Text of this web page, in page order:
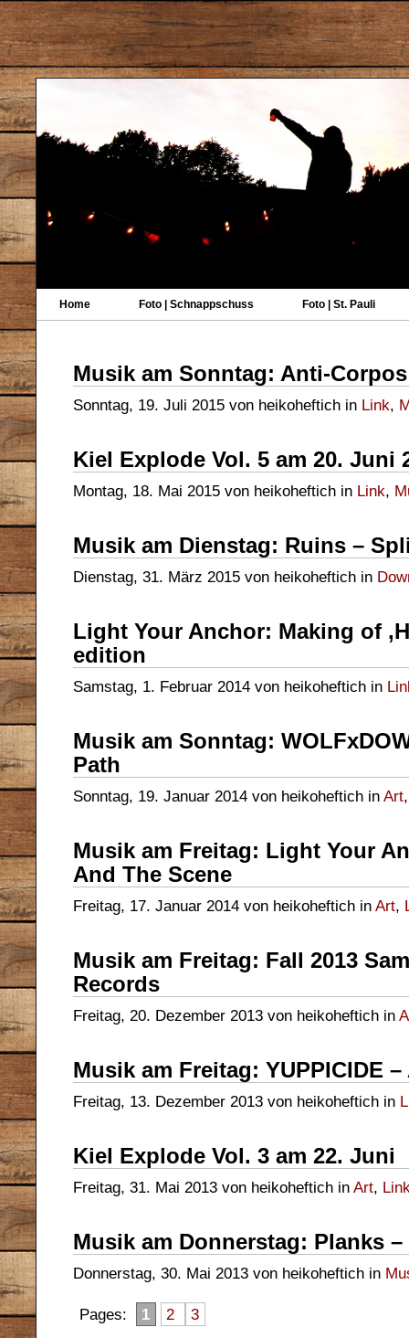
Home Foto | Schnappschuss Foto | St. Pauli
Musik am Sonntag: Anti-
Sonntag, 19. Juli 2015 von heikoheftich in Link,
Kiel Explode Vol. 5 am 20. Juni
Montag, 18. Mai 2015 von heikoheftich in Link,
Musik am Dienstag: Ruins –
Dienstag, 31. März 2015 von heikoheftich in
Light Your Anchor: Making of
edition
Samstag, 1. Februar 2014 von heikoheftich in
Musik am Sonntag:
Path
Sonntag, 19. Januar 2014 von heikoheftich in Art
Musik am Freitag: Light Your
And The Scene
Freitag, 17. Januar 2014 von heikoheftich in Art,
Musik am Freitag: Fall 2013
Records
Freitag, 20. Dezember 2013 von heikoheftich in
Musik am Freitag: YUPPICIDE
Freitag, 13. Dezember 2013 von heikoheftich in
Kiel Explode Vol. 3 am 22. Juni
Freitag, 31. Mai 2013 von heikoheftich in Art,
Musik am Donnerstag: Planks
Donnerstag, 30. Mai 2013 von heikoheftich in
Pages: 1 2 3